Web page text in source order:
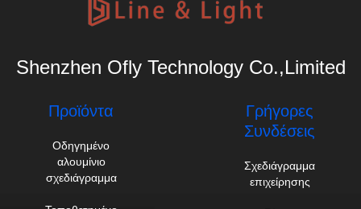
Shenzhen Ofly Technology Co.,Limited
Προϊόντα
Οδηγημένο
αλουμίνιο
σχεδιάγραμμα
Γρήγορες
Συνδέσεις
Σχεδιάγραμμα
επιχείρησης